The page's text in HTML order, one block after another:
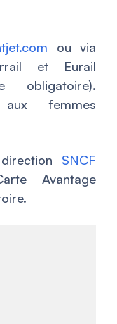
ou via
et Eurail
obligatoire).
aux femmes
SNCF
Avantage